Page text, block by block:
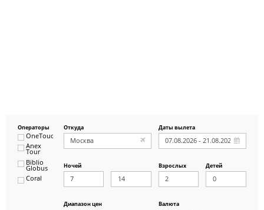
Операторы
OneTouch&Travel
Anex
Tour
Biblio
Globus
Coral
Откуда Даты вылета
Ночей Взрослых Детей
Диапазон цен
Валюта